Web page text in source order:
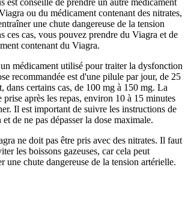
est conseillé de prendre un autre médicament
ou du médicament contenant des nitrates,
une chute dangereuse de la tension
ces cas, vous pouvez prendre du Viagra et de
contenant du Viagra.
médicament utilisé pour traiter la dysfonction
recommandée est d'une pilule par jour, de 25
dans certains cas, de 100 mg à 150 mg. La
après les repas, environ 10 à 15 minutes
Il est important de suivre les instructions de
de ne pas dépasser la dose maximale.
ne doit pas être pris avec des nitrates. Il faut
les boissons gazeuses, car cela peut
une chute dangereuse de la tension artérielle.